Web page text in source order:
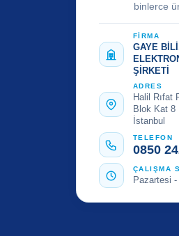
binlerce
FİRMA
GAYE
ŞİRKETİ
ADRES
Halil Rıfat
Blok Kat 8
İstanbul
TELEFON
0850
ÇALIŞMA
Pazartesi